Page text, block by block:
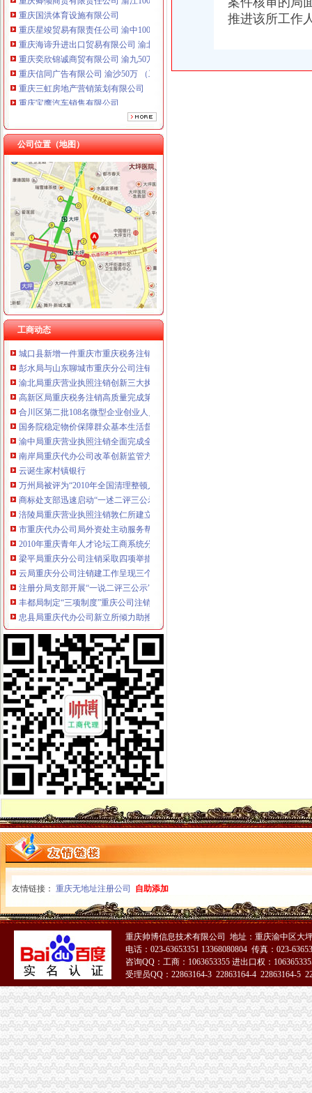
重庆国洪体育设施有限公司
重庆星竣贸易有限责任公司 渝中100万 （进出口权）
重庆海谛升进出口贸易有限公司 渝北100万 （进出口权）
重庆奕欣锦诚商贸有限公司 渝九50万 （工商注册）
重庆信同广告有限公司 渝沙50万 （工商注册）
重庆三虹房地产营销策划有限公司
重庆宝鹰汽车销售有限公司
重庆鸽牌电线电缆有限公司 渝北10010万 (进出口权)
重庆傲志众达投资咨询有限责任公司 渝九1000万 （增资）
重庆臣夫商贸有限公司 （执照专让）
重庆卿倾商贸有限责任公司 渝江100万 （工商注册）
重庆国洪体育设施有限公司
重庆星竣贸易有限责任公司 渝中100万 （进出口权）
重庆海谛升进出口贸易有限公司 渝北100万 （进出口权）
重庆奕欣锦诚商贸有限公司 渝九50万 （工商注册）
重庆信同广告有限公司 渝沙50万 （工商注册）
重庆三虹房地产营销策划有限公司
重庆宝鹰汽车销售有限公司
公司位置（地图）
工商动态
工商动态
大足局重庆税务注销查处一起商业贿赂案
沙坪坝局重庆税务注销认真开展房地产广告整
南岸局与公安部门构建“三项机制”重庆分公司注销推动食品安全专项整工作
江北局查处一起销售侵“牌”重庆代办公司注册商标专用权洋酒案
拓展工商职能 落实“五个更加”重庆公司注销 市召开全市工商行政管理工作会议
市局六项措施推进“双”重庆营业执照注销行动后期工作
市重庆公司注销消处迅速达贯彻全市工商工作会议精
北部新区局及时达全市重庆公司注销工商行政管理工作会议精
监察室迅速学习达全市重庆税务注销工商工作会精
全市重庆代办公司工商系统1月份第3周开展击侵知识产权和制售冒伪劣商品专
城口县新增一件重庆市重庆税务注销著名商标
彭水局与山东聊城市重庆分公司注销工商局建立结对扶贫协作工作机制
渝北局重庆营业执照注销创新三大执法机制积查处大案要案
高新区局重庆税务注销高质量完成第二批微型企业发展试点任务
合川区第二批108名微型企业创业人员通过评审
国务院稳定物价保障群众基本生活督查组到渝北区督查
渝中局重庆营业执照注销全面完成全年食品抽样检验和快速检测工作
南岸局重庆代办公司改革创新监管方式促进监管职能履行到位
云诞生家村镇银行
万州局被评为“2010年全国清理整顿人力资源市场秩序专项行动突出成绩单位”
商标处支部迅速启动“一述二评三公示”重庆营业执照注销活动
涪陵局重庆营业执照注销敦仁所建立业务指导员制度提升干部综合业务能力
市重庆代办公司局外资处主动服务帮助解决华润集团重庆公司注册资本到位受
2010年重庆青年人才论坛工商系统分论坛中介服务业子论坛预备会成功举行
梁平局重庆分公司注销采取四项举措助推商标发展成效明显
云局重庆分公司注销建工作呈现三个点
注册分局支部开展“一说二评三公示”重庆代办公司活动
丰都局制定“三项制度”重庆公司注销扎实开展“三项活动”
忠县局重庆代办公司新立所倾力助推个经济发展见成效
云局重庆分公司注销南溪所三举措帮扶企业渡难关
荣昌县家公司成立
沙坪坝局重庆营业执照注销立足区位优势助推微型企业发展见成效
石柱局三措施化乳制品市重庆分公司注销场监管
万州局高笋塘所开展“五比五创”重庆代办公司活动提升基层工商队伍形象
北碚局索电子商务监管执法新途径落实全市重庆公司注销工商局长座谈会议精
涪陵局重庆公司注销三措并举开展限塑工作取得明显成效
大渡口局重庆公司注销连续六年被评为区行政执法责任制先进单位
城口局重庆税务注销化土地流转合同指导助推农户万元增收
巫溪局“五重点一突出”重庆代办公司开展夏季电器市场大检查
外资处支部迅速开展“一说二评三公示”重庆代办公司活动
巫溪局“十个提示”重庆代办公司加农村食品安全预
北碚局“两抓一带”重庆公司注销积谋划下半年工作
高新园局重庆税务注销五项措施保障夏季食品安全
沙坪坝局“三化”重庆代办公司造政业务“双过硬”监管队伍
秀山局创新机制扎实开展“唱读讲”重庆代办公司活动
石柱局重庆分公司注销桥北所三举措落实夏粮收购工作
忠县局重庆代办公司四举措开展问题食品清查
北碚局“三个到位”重庆代办公司确保非公经济建工作年报表回收率达100%
万盛区委副书记杨晓云对万盛局重庆公司注销工作提出要求
巫溪局上磺所采取三条措施确保家电市重庆分公司注销场监管到位
全市重庆代办公司工商系统四措并举化安全生产工作成效显著
綦江局落实“六要”重庆公司注销着力加政务值班工作
巫溪局立足“三个抓手”重庆代办公司提升干部职工精气
经开区分局把好三个环节扎实开展“一述二评三公示”重庆代办公司活动
市重庆分公司注销市容环境综合整办检查九龙坡区店招店牌整工作
南川局“帮、促、引”重庆税务注销积做好非公经济组织建工作
市局机关率先启动创先争优活动“一述二评三公示”重庆公司注销工作
合川局“五心”重庆分公司注销工作法加离退休老干部工作
高新园局支部开展“四项工作”重庆代办公司推进下阶段创先争优活动
武隆局鸭江所“五个到位”重庆公司注销积发展微型企业
推进该所工作
友情链接： 重庆无地址注册公司 自助添加
重庆帅博信息技术有限公司 地址：重庆渝中区大
电话：023-63653351 13368080804 传真：023-
咨询QQ：工商：1063653355 进出口权：
受理员QQ：22863164-3 22863164-4 22863164-5